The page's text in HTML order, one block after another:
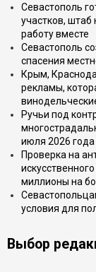
Севастополь
участков,
работу вместе
Севастополь
спасения
Крым,
рекламы,
Ручьи под
июля 2026 года
Проверка на
миллионы на
условия для
Выбор